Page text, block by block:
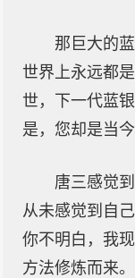
那巨大的
世界上永远都
世，下一代蓝
是，您却是当
唐三感觉
从未感觉到自
你不明白，我
方法修炼而来